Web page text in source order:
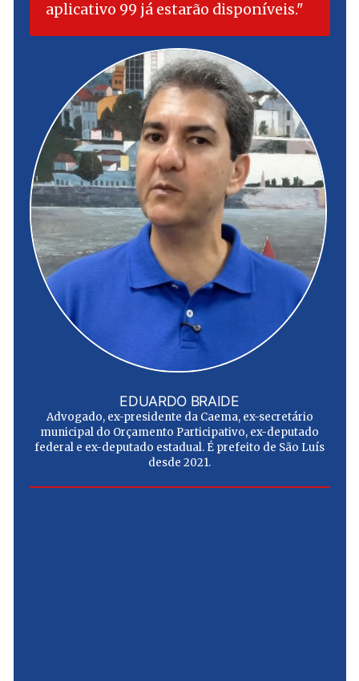
aplicativo 99 já estarão disponíveis.
EDUARDO BRAIDE
Advogado, ex-presidente da Caema, ex-secretário
municipal do Orçamento Participativo, ex-deputado
federal e ex-deputado estadual. É prefeito de São Luís
desde 2021.